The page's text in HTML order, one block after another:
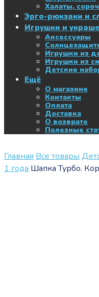
Халаты,
Эрго-рюкзаки и
Игрушки и
Аксессуары
Игрушки из
Игрушки из
Детские
Ещё
О магазине
Контакты
Оплата
Доставка
О возврате
Полезные
Главная Все товары
1 года Шапка Турбо.